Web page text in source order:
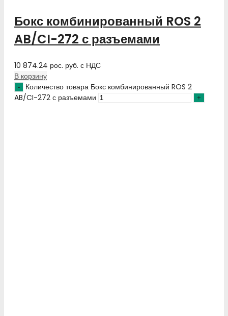
Бокс комбинированный ROS 2
AB/CI-272 с разъемами
10 874.24 рос. руб. с НДС
В корзину
Количество товара Бокс комбинированный ROS 2
AB/CI-272 с разъемами